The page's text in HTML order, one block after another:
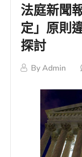
法庭新聞
定」原則
探討
ByAdmin